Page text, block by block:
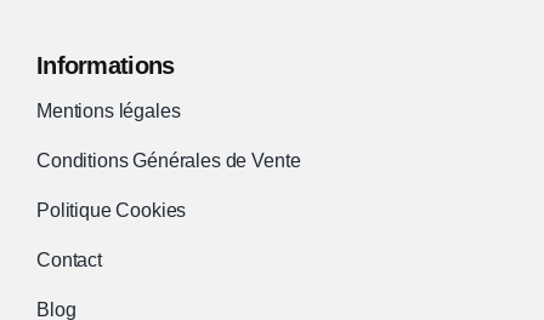
Informations
Mentions légales
Conditions Générales de Vente
Politique Cookies
Contact
Blog